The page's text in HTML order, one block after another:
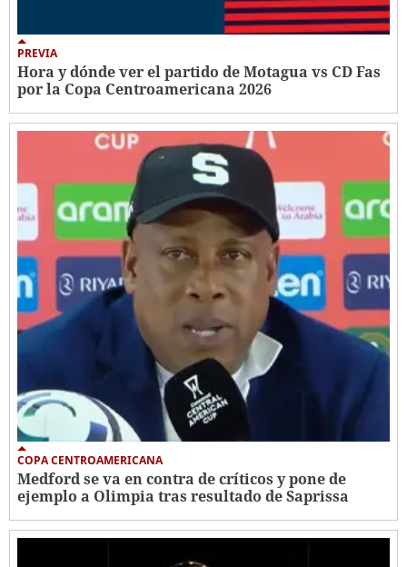
PREVIA
Hora y dónde ver el partido de Motagua vs CD Fas
por la Copa Centroamericana 2026
COPA CENTROAMERICANA
Medford se va en contra de críticos y pone de
ejemplo a Olimpia tras resultado de Saprissa